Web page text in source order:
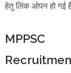
हेतु लिंक ओपन हो गई
MPPSC